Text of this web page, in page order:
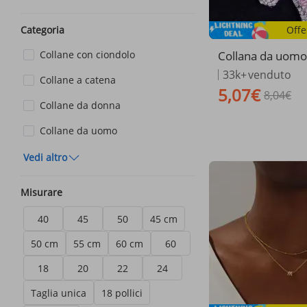
Categoria
Collane con ciondolo
Collane a catena
Collane da donna
Collane da uomo
Vedi altro
Misurare
40 45 50
45 cm
50 cm
55 cm 60 cm
60
18
20 22
24
Taglia unica
18 pollici
Collana da
con croce di
oni rossi, blu e
olo per coppia in
accessori da
da per uomini e
33k+venduto
5,07€ 8,04€